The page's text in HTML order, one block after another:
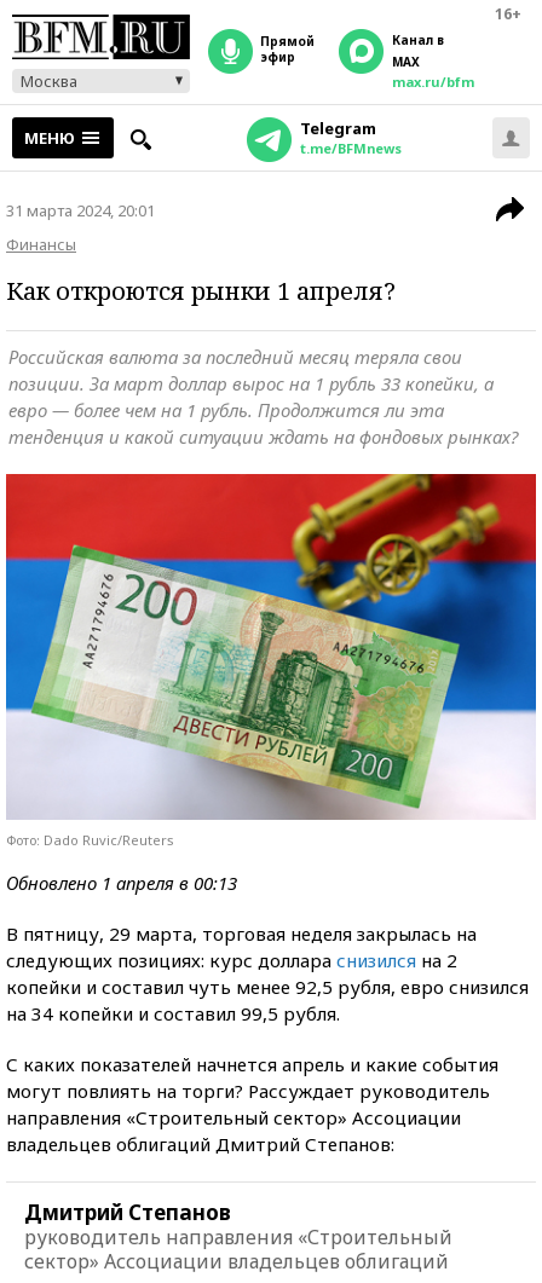
16+
Москва
прямой
эфир
Канал в
MAX
max.ru/bfm
МЕНЮ Telegram
t.me/BFMnews
31 марта 2024, 20:01
Финансы
Как откроются рынки 1 апреля?
Российская валюта за последний месяц теряла свои
позиции. За март доллар вырос на 1 рубль 33 копейки, а
евро — более чем на 1 рубль. Продолжится ли эта
тенденция и какой ситуации ждать на фондовых рынках?
Фото: Dado Ruvic/Reuters
Обновлено 1 апреля в 00:13
В пятницу, 29 марта, торговая неделя закрылась на
следующих позициях: курс доллара снизился на 2
копейки и составил чуть менее 92,5 рубля, евро снизился
на 34 копейки и составил 99,5 рубля.
С каких показателей начнется апрель и какие события
могут повлиять на торги? Рассуждает руководитель
направления «Строительный сектор» Ассоциации
владельцев облигаций Дмитрий Степанов:
Дмитрий Степанов
руководитель направления «Строительный
сектор» Ассоциации владельцев облигаций